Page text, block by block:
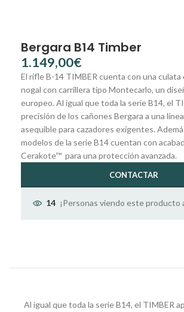
Bergara B14 Timber
€
El rifle B-14 TIMBER cuenta con una culata
nogal con carrillera tipo Montecarlo, un
europeo. Al igual que toda la serie B14, el
precisión de los cañones Bergara a una
asequible para cazadores exigentes.
modelos de la serie B14 cuentan con
Cerakote™ para una protección avanzada.
CONTACTAR
14 ¡Personas viendo este producto
Al igual que toda la serie B14, el TIMBER